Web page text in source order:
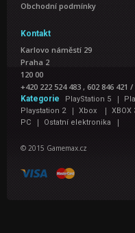
Obchodní podmínky
Kontakt
Karlovo náměstí 29
Praha 2
120 00
+420 222 524 483 , 602 846 421 /
Kategorie PlayStation 5 |
Playstation 2 | Xbox | XBOX
PC | Ostatní elektronika |
© 2015 Gamemax.cz